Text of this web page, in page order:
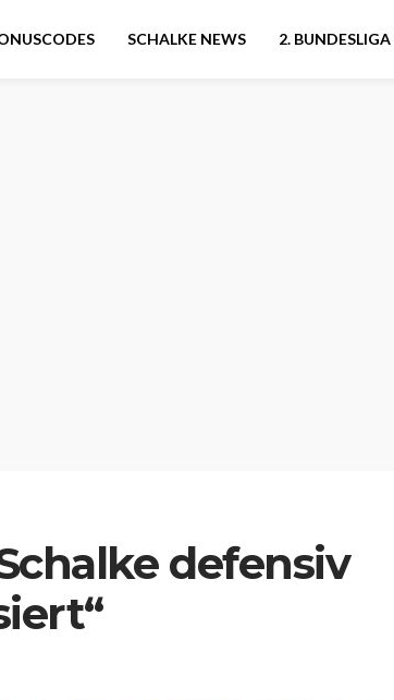
SCHALKE NEWS 2. BUNDESLIGA
defensiv